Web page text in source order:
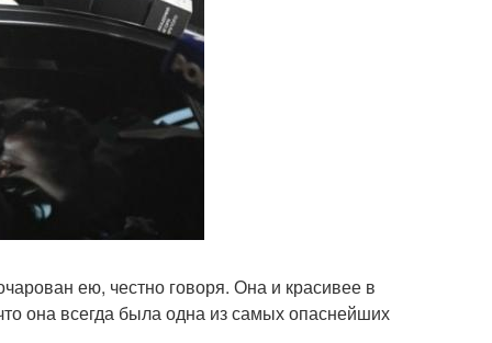
ею, честно говоря. Она и красивее в
она всегда была одна из самых опаснейших